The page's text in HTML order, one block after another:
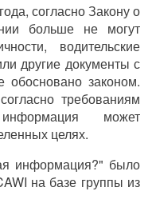
согласно Закону о
больше не могут
водительские
другие документы с
законом.
требованиям
может
целях.
информация?" было
на базе группы из